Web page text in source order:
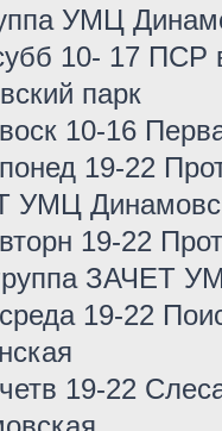
УМЦ
10- 17 ПСР
парк
10-16
19-22
УМЦ
19-22
ЗАЧЕТ
19-22
19-22